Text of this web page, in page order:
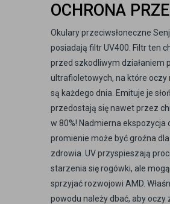
OCHRONA
Okulary przeciwsłoneczne
posiadają filtr UV400. Filtr ten
przed szkodliwym działaniem
ultrafioletowych, na które oczy
są każdego dnia. Emituje je
przedostają się nawet przez
w 80%! Nadmierna ekspozycja
promienie może być groźna dla
zdrowia. UV przyspieszają
starzenia się rogówki, ale
sprzyjać rozwojowi AMD.
powodu należy dbać, aby oczy